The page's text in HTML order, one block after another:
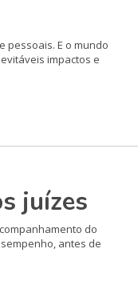
pessoais. E o mun­do
impactos e
juízes
do
antes de